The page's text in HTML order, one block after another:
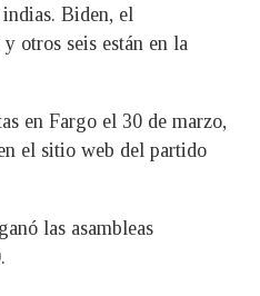
indias. Biden, el
otros seis están en la
en Fargo el 30 de marzo,
el sitio web del partido
las asambleas